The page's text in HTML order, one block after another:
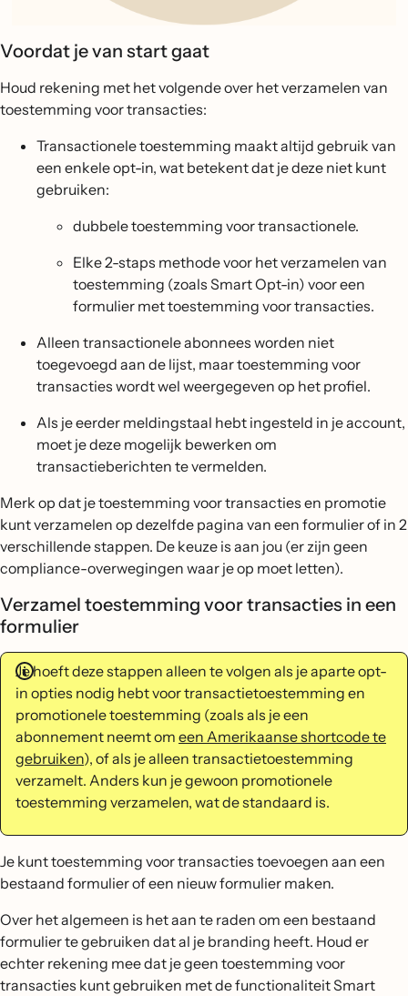
Voordat je van start gaat
Houd rekening met het volgende over het verzamelen van
toestemming voor transacties:
Transactionele toestemming maakt altijd gebruik van
een enkele opt-in, wat betekent dat je deze niet kunt
gebruiken:
dubbele toestemming voor transactionele.
Elke 2-staps methode voor het verzamelen van
toestemming (zoals Smart Opt-in) voor een
formulier met toestemming voor transacties.
Alleen transactionele abonnees worden niet
toegevoegd aan de lijst, maar toestemming voor
transacties wordt wel weergegeven op het profiel.
Als je eerder meldingstaal hebt ingesteld in je account,
moet je deze mogelijk bewerken om
transactieberichten te vermelden.
Merk op dat je toestemming voor transacties en promotie
kunt verzamelen op dezelfde pagina van een formulier of in 2
verschillende stappen. De keuze is aan jou (er zijn geen
compliance-overwegingen waar je op moet letten).
Verzamel toestemming voor transacties in een
formulier
Je hoeft deze stappen alleen te volgen als je aparte opt-
in opties nodig hebt voor transactietoestemming en
promotionele toestemming (zoals als je een
abonnement neemt om een Amerikaanse shortcode te
gebruiken), of als je alleen transactietoestemming
verzamelt. Anders kun je gewoon promotionele
toestemming verzamelen, wat de standaard is.
Je kunt toestemming voor transacties toevoegen aan een
bestaand formulier of een nieuw formulier maken.
Over het algemeen is het aan te raden om een bestaand
formulier te gebruiken dat al je branding heeft. Houd er
echter rekening mee dat je geen toestemming voor
transacties kunt gebruiken met de functionaliteit Smart